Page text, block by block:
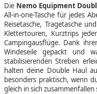
Die Nemo Equipment
All-in-one-Tasche für jedes
Reisetasche, Tragetasche
Klettertouren, Kurztrips
Campingausflüge. Dank
Windeseile gepackt und
stabilisierenden Streben
halten deine Double Haul
besonders praktisch, wenn
gleich in sich zusammenfallen